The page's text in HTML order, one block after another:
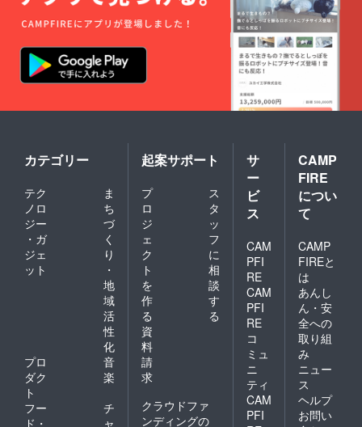
カテゴリー
テク
ノロ
ジー
・ガ
ジェ
ット
ま
ち
づ
く
り
・
地
域
活
性
化
プロ
ダク
ト
音
楽
フー
ド・
チ
ャ
起案サポート
プ
ロ
ジ
ェ
ク
ト
を
作
る
ス
タ
ッ
フ
に
相
談
す
る
資
料
請
求
クラウドファ
ンディングの
サ
ー
ビ
ス
CAM
PFI
RE
CAM
PFI
RE
コ
ミュ
ニ
ティ
CAM
PFI
CAMP
FIRE
につい
て
CAMP
FIREと
は
あんし
ん・安
全への
取り組
み
ニュー
ス
ヘルプ
お問い